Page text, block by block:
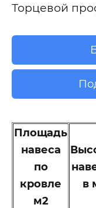
Торцевой
Площадь
навеса
по
кровле
м2
в